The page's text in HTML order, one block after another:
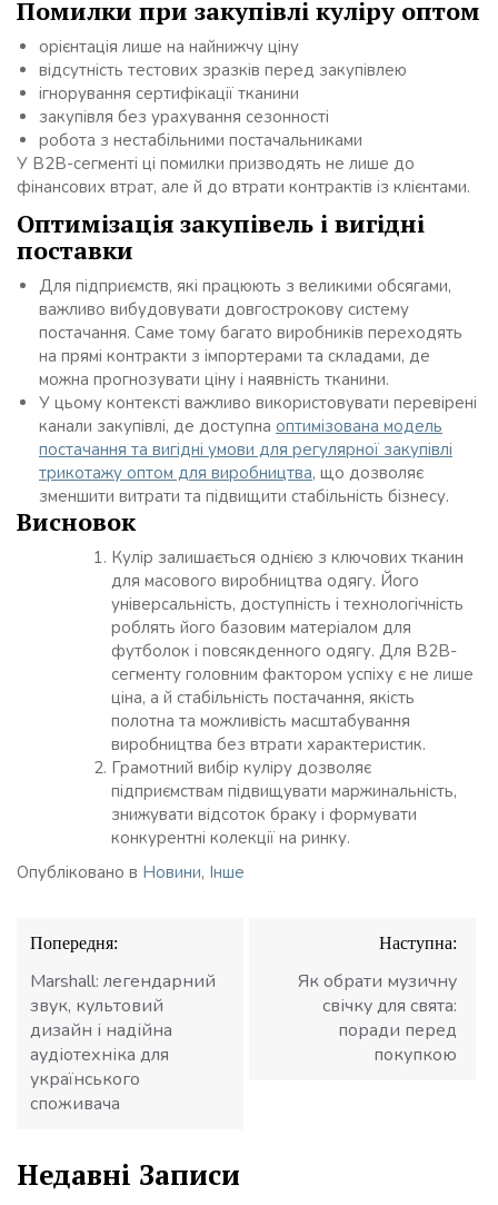
Помилки при закупівлі куліру оптом
орієнтація лише на найнижчу ціну
відсутність тестових зразків перед закупівлею
ігнорування сертифікації тканини
закупівля без урахування сезонності
робота з нестабільними постачальниками
У B2B-сегменті ці помилки призводять не лише до
фінансових втрат, але й до втрати контрактів із клієнтами.
Оптимізація закупівель і вигідні
поставки
Для підприємств, які працюють з великими обсягами,
важливо вибудовувати довгострокову систему
постачання. Саме тому багато виробників переходять
на прямі контракти з імпортерами та складами, де
можна прогнозувати ціну і наявність тканини.
У цьому контексті важливо використовувати перевірені
канали закупівлі, де доступна оптимізована модель
постачання та вигідні умови для регулярної закупівлі
трикотажу оптом для виробництва, що дозволяє
зменшити витрати та підвищити стабільність бізнесу.
Висновок
Кулір залишається однією з ключових тканин
для масового виробництва одягу. Його
універсальність, доступність і технологічність
роблять його базовим матеріалом для
футболок і повсякденного одягу. Для B2B-
сегменту головним фактором успіху є не лише
ціна, а й стабільність постачання, якість
полотна та можливість масштабування
виробництва без втрати характеристик.
Грамотний вибір куліру дозволяє
підприємствам підвищувати маржинальність,
знижувати відсоток браку і формувати
конкурентні колекції на ринку.
Опубліковано в Новини, Інше
Навігація
записів
Попередня:
Marshall: легендарний
звук, культовий
дизайн і надійна
аудіотехніка для
українського
споживача
Наступна:
Як обрати музичну
свічку для свята:
поради перед
покупкою
Недавні Записи